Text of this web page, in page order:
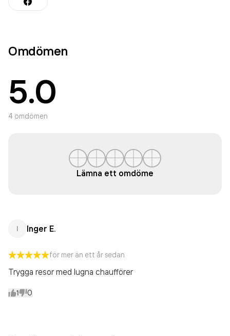
Omdömen
5.0
4 omdömen
Lämna ett omdöme
I Inger E.
för mer än ett år sedan
Trygga resor med lugna chaufförer
1 0